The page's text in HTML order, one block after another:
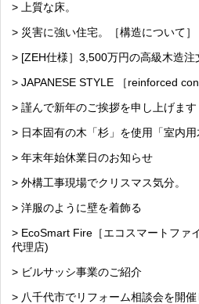
> 上質な床。
> 災害に強い住宅。［構造について］
> [ZEH仕様］3,500万円の高級木造注
> JAPANESE STYLE ［reinforced
> 謹んで新年のご挨拶を申し上げます
> 日本固有の木「杉」を使用「室内用
> 年末年始休業日のお知らせ
> 外構工事現場でクリスマス気分。
> 洋服のように壁を着飾る
> EcoSmart Fire［エコスマートファ
代理店)
> ビルサッシ事業のご紹介
> 八千代市でリフォーム相談会を開催